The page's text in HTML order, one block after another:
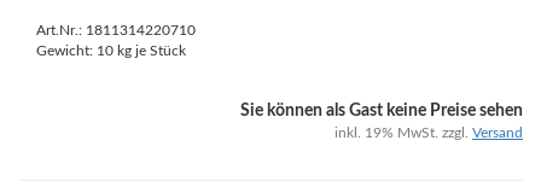
Art.Nr.: 1811314220710
Gewicht: 10 kg je Stück
Sie können als Gast keine Preise sehen
inkl. 19% MwSt. zzgl. Versand